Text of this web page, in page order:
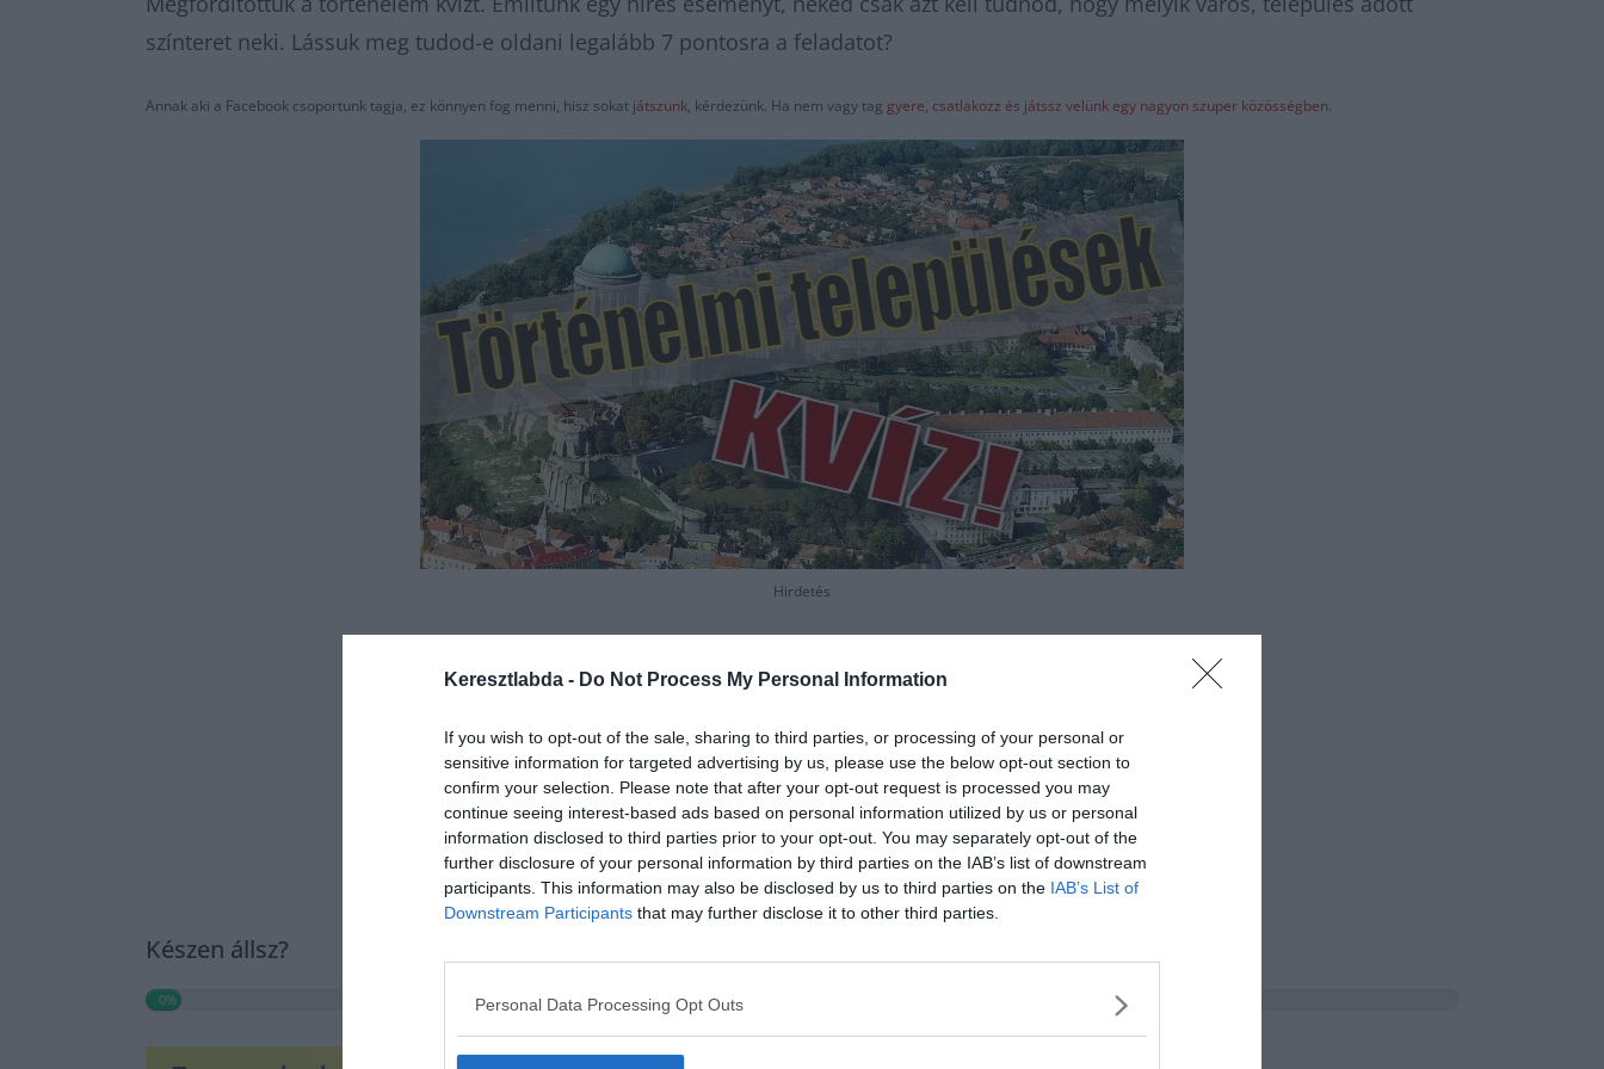
Keresztlabda - Do Not Process My Personal Information
If you wish to opt-out of the sale, sharing to third parties, or processing of your personal or
sensitive information for targeted advertising by us, please use the below opt-out section to
confirm your selection. Please note that after your opt-out request is processed you may
continue seeing interest-based ads based on personal information utilized by us or personal
information disclosed to third parties prior to your opt-out. You may separately opt-out of the
further disclosure of your personal information by third parties on the IAB’s list of downstream
participants. This information may also be disclosed by us to third parties on the IAB’s List of
Downstream Participants that may further disclose it to other third parties.
Personal Data Processing Opt Outs
színteret neki. Lássuk meg tudod-e oldani legalább 7 pontosra a feladatot?
Annak aki a Facebook csoportunk tagja, ez könnyen fog menni, hisz sokat játszunk, kérdezünk. Ha nem vagy tag gyere, csatlakozz és játssz velünk egy nagyon szuper közösségben.
Hirdetés
Készen állsz?
0%